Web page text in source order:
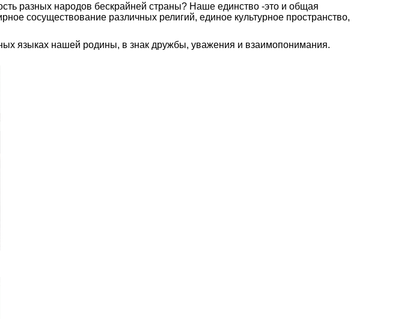
разных народов бескрайней страны? Наше единство -это и общая
сосуществование различных религий, единое культурное пространство,
языках нашей родины, в знак дружбы, уважения и взаимопонимания.